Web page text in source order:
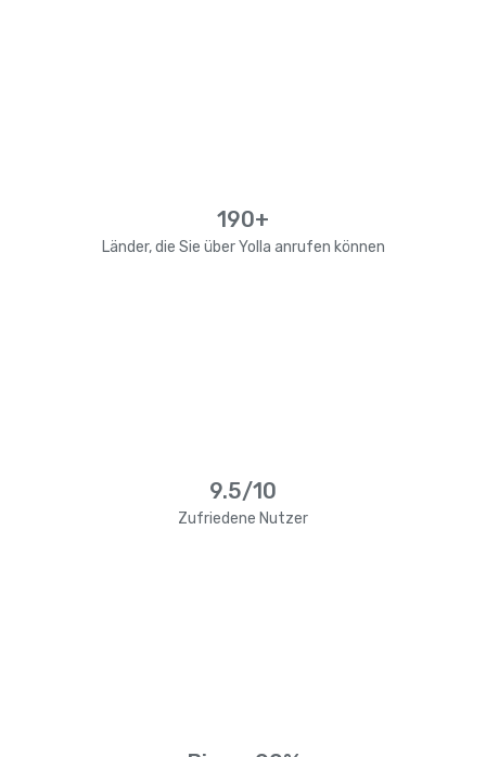
190+
Länder, die Sie über Yolla anrufen können
9.5/10
Zufriedene Nutzer